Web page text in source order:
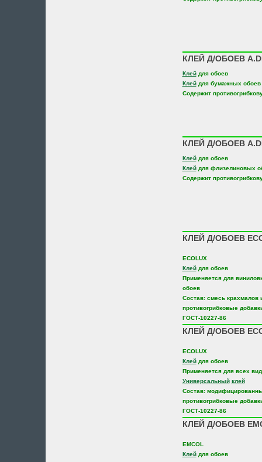
КЛЕЙ Д/ОБОЕВ
Клейдля обоев
Клейдля бумажных обоев
Содержит
КЛЕЙ Д/ОБОЕВ
Клейдля обоев
Клейдля флизелиновых
Содержит
КЛЕЙ Д/ОБОЕВ
ECOLUX
Клейдля обоев
Применяется для
обоев
Состав: смесь крахмалов
противогрибковые
ГОСТ-10227-86
КЛЕЙ Д/ОБОЕВ
ECOLUX
Клейдля обоев
Применяется для всех
Универсальный клей
Состав:
противогрибковые
ГОСТ-10227-86
КЛЕЙ Д/ОБОЕВ
EMCOL
Клейдля обоев